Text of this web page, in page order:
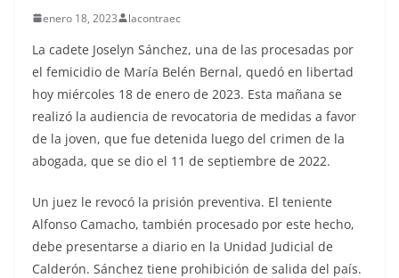
enero 18, 2023 lacontraec
La cadete Joselyn Sánchez, una de las procesadas por
el femicidio de María Belén Bernal, quedó en libertad
hoy miércoles 18 de enero de 2023. Esta mañana se
realizó la audiencia de revocatoria de medidas a favor
de la joven, que fue detenida luego del crimen de la
abogada, que se dio el 11 de septiembre de 2022.
Un juez le revocó la prisión preventiva. El teniente
Alfonso Camacho, también procesado por este hecho,
debe presentarse a diario en la Unidad Judicial de
Calderón. Sánchez tiene prohibición de salida del país.